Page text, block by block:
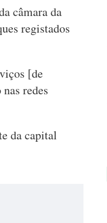
câmara da
registados
[de
redes
da capital